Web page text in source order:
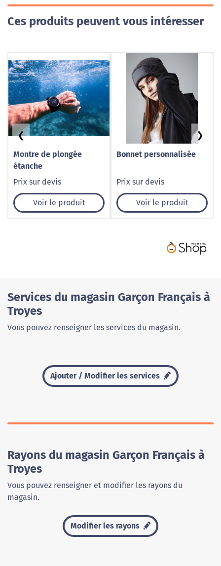
Ces produits peuvent vous intéresser
Montre de plongée
étanche
Prix sur devis
Voir le produit
Bonnet personnalisée
Prix sur devis
Voir le produit
❮ ❯
Services du magasin Garçon Français à
Troyes
Vous pouvez renseigner les services du magasin.
Ajouter / Modifier les services
Rayons du magasin Garçon Français à
Troyes
Vous pouvez renseigner et modifier les rayons du
magasin.
Modifier les rayons